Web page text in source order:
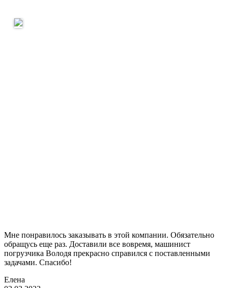
Мне понравилось заказывать в этой компании. Обязательно
обращусь еще раз. Доставили все вовремя, машинист
погрузчика Володя прекрасно справился с поставленными
задачами. Спасибо!
Елена